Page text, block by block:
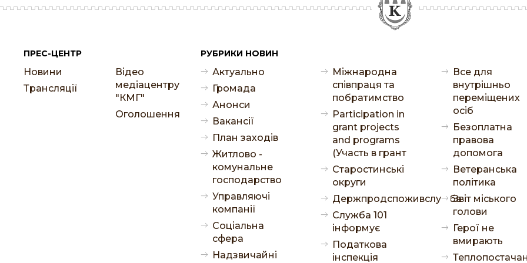
ПРЕС-ЦЕНТР
Новини
Трансляції
Відео
медіацентру
"КМГ"
Оголошення
РУБРИКИ НОВИН
Актуально
Громада
Анонси
Ваканcії
План заходів
Житлово -
комунальне
господарство
Управляючі
компанії
Соціальна
сфера
Надзвичайні
Міжнародна
співпраця та
побратимство
Participation in
grant projects
and programs
(Участь в грант
Старостинські
округи
Держпродспоживслужба
Служба 101
інформує
Податкова
інспекція
Все для
внутрішньо
переміщених
осіб
Безоплатна
правова
допомога
Ветеранська
політика
Звіт міського
голови
Герої не
вмирають